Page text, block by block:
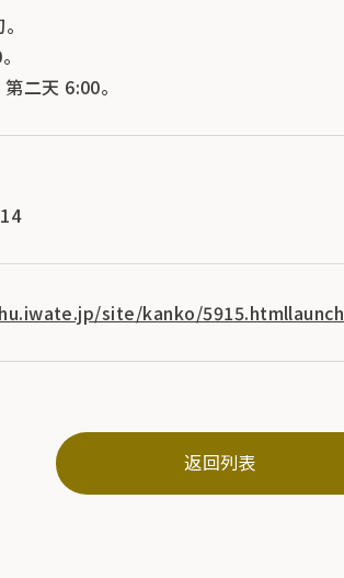
二天 6:00。
site/kanko/5915.htmllaunch
返回列表